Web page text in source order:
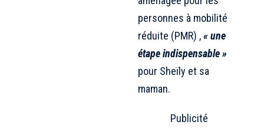
personnes à mobilité
réduite (PMR) ,« une
étape indispensable »
pour Sheïly et sa
maman.
Publicité